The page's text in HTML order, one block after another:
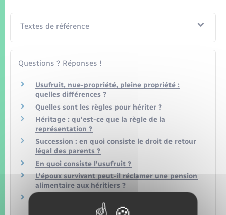
Textes de référence
Questions ? Réponses !
Usufruit, nue-propriété, pleine propriété :
quelles différences ?
Quelles sont les règles pour hériter ?
Héritage : qu'est-ce que la règle de la
représentation ?
Succession : en quoi consiste le droit de retour
légal des parents ?
En quoi consiste l'usufruit ?
L'époux survivant peut-il réclamer une pension
alimentaire aux héritiers ?
transformé en rente ou en capital ?